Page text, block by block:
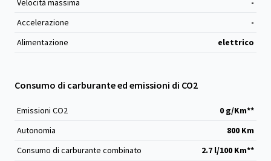
Velocità massima
-
Accelerazione
-
Alimentazione
elettrico
Consumo di carburante ed emissioni di CO2
Emissioni CO2
0 g/Km**
Autonomia
800 Km
Consumo di carburante combinato
2.7 l/100 Km**